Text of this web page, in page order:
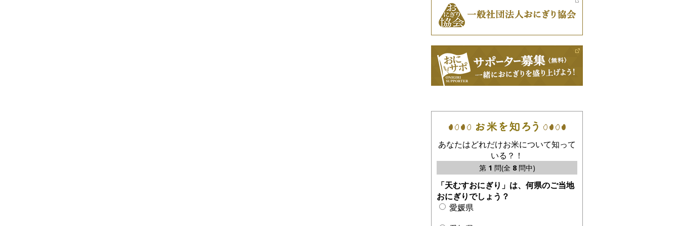
あなたはどれだけお米について知って
いる？！
第 1 問(全 8問中)
「天むすおにぎり」は、何県のご当地
おにぎりでしょう？
愛媛県